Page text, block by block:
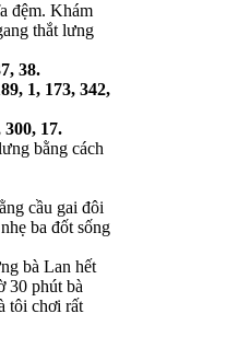
đệm. Khám
thắt lưng
38.
1, 173, 342,
17.
bằng cách
cầu gai đôi
ba đốt sống
bà Lan hết
30 phút bà
tôi chơi rất